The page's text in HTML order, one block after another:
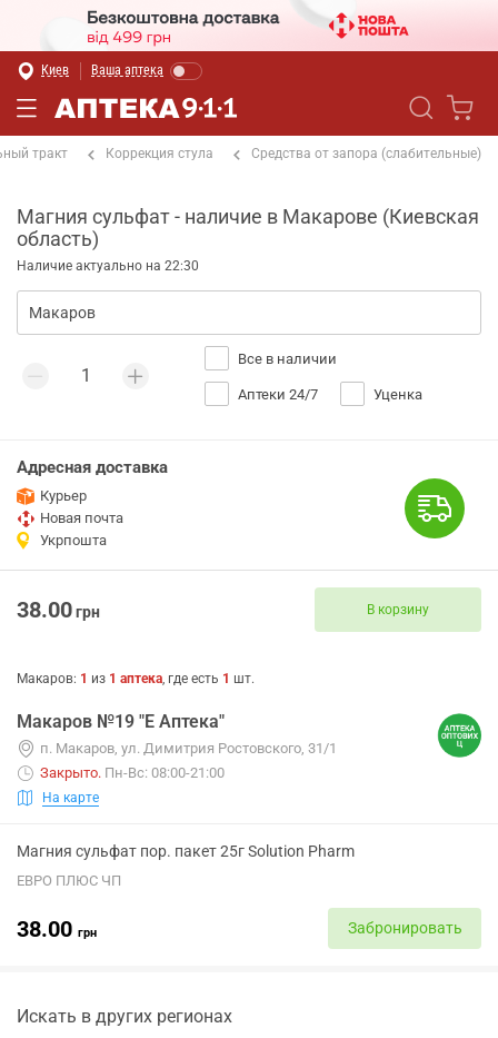
Киев Ваша аптека
тракт Коррекция стула Средства от запора (слабительные)
Магния сульфат - наличие в Макарове (Киевская
область)
Наличие актуально на 22:30
Все в наличии
Аптеки 24/7 Уценка
Адресная доставка
Курьер
Новая почта
Укрпошта
38.00грн В корзину
Макаров: 1 из 1 аптека, где есть 1 шт.
Макаров №19 "Е Аптека"
п. Макаров, ул. Димитрия Ростовского, 31/1
Закрыто. Пн-Вс: 08:00-21:00
На карте
Магния сульфат пор. пакет 25г Solution Pharm
ЕВРО ПЛЮС ЧП
38.00 грн Забронировать
Искать в других регионах